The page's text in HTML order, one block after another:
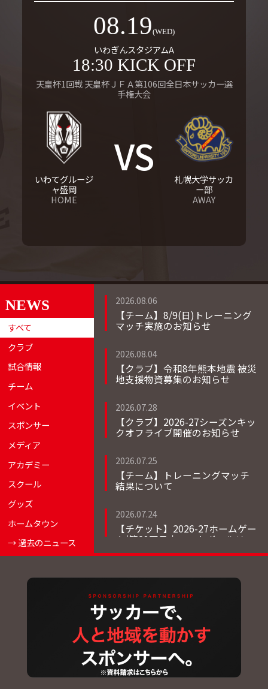
08.19(WED)
いわぎんスタジアムA
18:30 KICK OFF
天皇杯1回戦 天皇杯ＪＦＡ第106回全日本サッカー選
手権大会
いわてグルージ
ャ盛岡
HOME
VS
札幌大学サッカ
ー部
AWAY
NEWS
すべて
クラブ
試合情報
チーム
イベント
スポンサー
メディア
アカデミー
スクール
グッズ
ホームタウン
→ 過去のニュース
2026.08.06
【チーム】8/9(日)トレーニング
マッチ実施のお知らせ
2026.08.04
【クラブ】令和8年熊本地震 被災
地支援物資募集のお知らせ
2026.07.28
【クラブ】2026-27シーズンキッ
クオフライブ開催のお知らせ
2026.07.25
【チーム】トレーニングマッチ
結果について
2026.07.24
【チケット】2026-27ホームゲー
ム(第28回日本フットボールリー
グ) シーズンパス・年間駐車場パ
【チケット】2026-27ホームゲー
ム席割およびチケット価格決定
のお知らせ
2026.07.24
【チーム】森夲 空斗 選手 南葛
SCより完全移籍加入のお知らせ